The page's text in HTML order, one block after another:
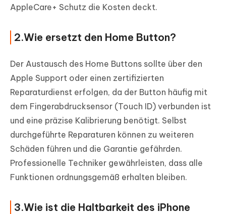
AppleCare+ Schutz die Kosten deckt.
2.Wie ersetzt den Home Button?
Der Austausch des Home Buttons sollte über den
Apple Support oder einen zertifizierten
Reparaturdienst erfolgen, da der Button häufig mit
dem Fingerabdrucksensor (Touch ID) verbunden ist
und eine präzise Kalibrierung benötigt. Selbst
durchgeführte Reparaturen können zu weiteren
Schäden führen und die Garantie gefährden.
Professionelle Techniker gewährleisten, dass alle
Funktionen ordnungsgemäß erhalten bleiben.
3.Wie ist die Haltbarkeit des iPhone